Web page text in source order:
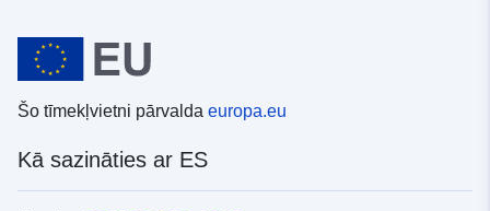
Šo tīmekļvietni pārvalda europa.eu
Kā sazināties ar ES